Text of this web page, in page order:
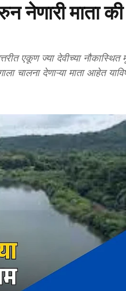
नेणारी माता की
ज्या देवीच्या नौकास्थित
चालना देणाऱ्या माता आहेत